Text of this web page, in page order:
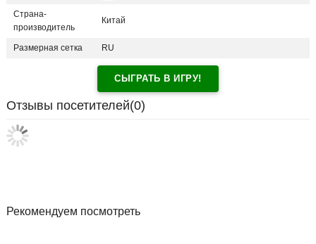
Страна-
производитель
Китай
Размерная сетка RU
СЫГРАТЬ В ИГРУ!
Отзывы посетителей(0)
Рекомендуем посмотреть